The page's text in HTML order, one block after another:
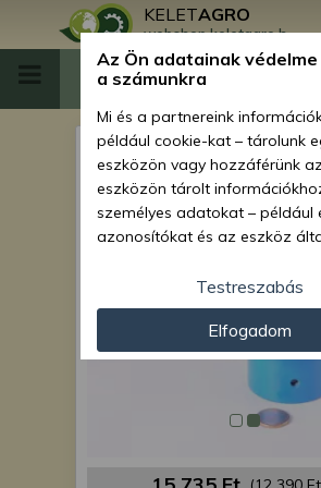
KELETAGRO
webshop.keletagro.hu
SPC vetőgép
csapágyház (6
Az Ön adatainak
a számunkra
Mi és a partnereink
például cookie-kat – tárolunk
eszközön vagy hozzáférünk
eszközön tárolt
személyes adatokat – például
azonosítókat és az eszköz
személyre szabott hirdetések és
tartalom nyújtásához,
tartalomméréshez, nézettségi
gyűjtéséhez, valamint
kifejlesztéséhez és a termékek
javításához. Az Ön
partnereink eszközleolvasásos
adatokat és azonosítási
Testreszabás
Elfogadom